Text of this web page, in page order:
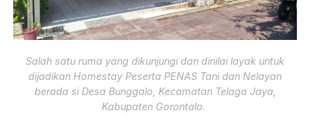
Salah satu ruma yang dikunjungi dan dinilai layak untuk
dijadikan Homestay Peserta PENAS Tani dan Nelayan
berada si Desa Bunggalo, Kecamatan Telaga Jaya,
Kabupaten Gorontalo.